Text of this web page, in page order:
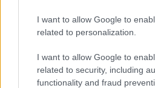
I want to allow Google to
related to personalization.
I want to allow Google to
related to security, including
functionality and fraud
„Szeretnék köszönetet mondani
nekem célt. Te adtál nekem
születése után a három kedvenc